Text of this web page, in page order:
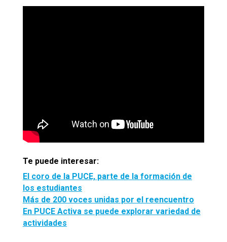
Te puede interesar:
El coro de la PUCE, parte de la formación de
los estudiantes
Más de 200 voces unidas por el reencuentro
En PUCE Activa se puede explorar variedad de
actividades